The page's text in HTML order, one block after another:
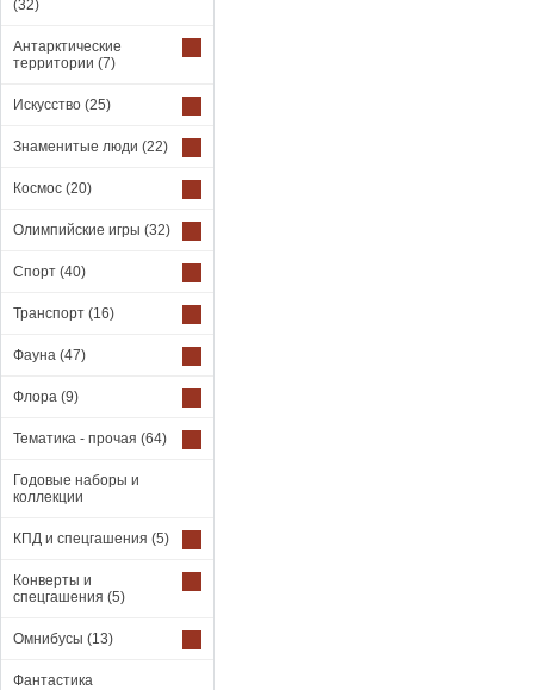
(32)
Антарктические
территории (7)
Искусство (25)
Знаменитые люди (22)
Космос (20)
Олимпийские игры (32)
Спорт (40)
Транспорт (16)
Фауна (47)
Флора (9)
Тематика - прочая (64)
Годовые наборы и
коллекции
КПД и спецгашения (5)
Конверты и
спецгашения (5)
Омнибусы (13)
Фантастика